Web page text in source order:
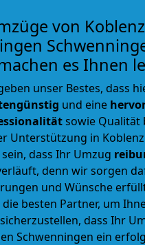
von
es Ihnen
unser Bestes, dass
und eine
sowie Qualität
Unterstützung in
dass Ihr Umzug
denn wir sorgen
und Wünsche
die besten Partner, um
dass Ihr
Schwenningen ein